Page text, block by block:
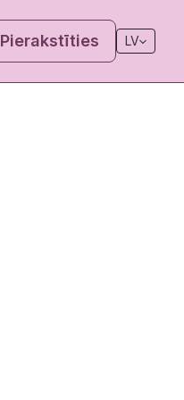
Pierakstīties LV